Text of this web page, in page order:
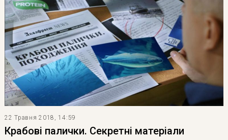
22 Травня 2018, 14:59
Крабові палички. Секретні матеріали